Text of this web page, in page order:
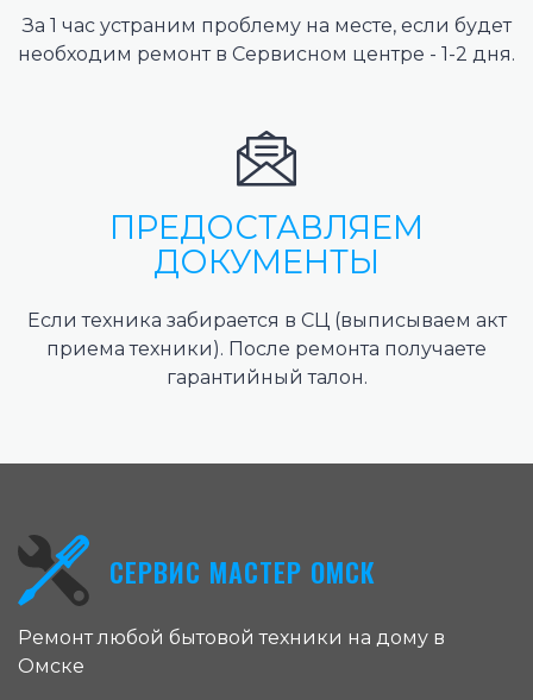
За 1 час устраним проблему на месте, если будет
необходим ремонт в Сервисном центре - 1-2 дня.
ПРЕДОСТАВЛЯЕМ
ДОКУМЕНТЫ
Если техника забирается в СЦ (выписываем акт
приема техники). После ремонта получаете
гарантийный талон.
СЕРВИС МАСТЕР ОМСК
Ремонт любой бытовой техники на дому в
Омске